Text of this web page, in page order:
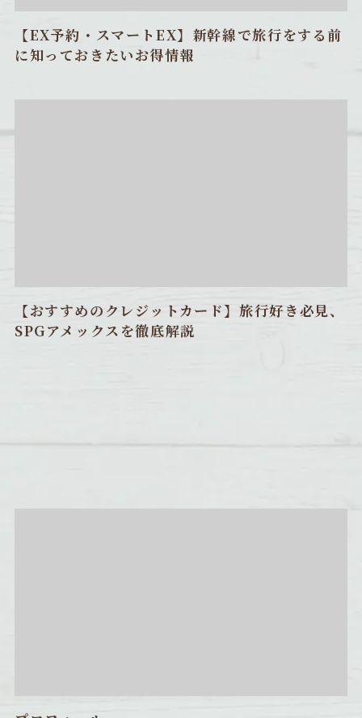
【EX予約・スマートEX】新幹線で旅行をする前
に知っておきたいお得情報
【おすすめのクレジットカード】旅行好き必見、
SPGアメックスを徹底解説